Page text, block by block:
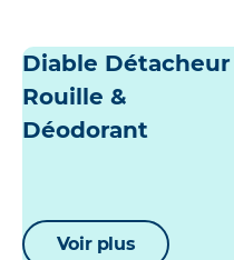
Diable Détacheur
Rouille &
Déodorant
Voir plus